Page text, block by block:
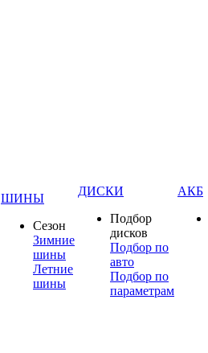
ШИНЫ
Сезон
Зимние
шины
Летние
шины
ДИСКИ
Подбор
дисков
Подбор по
авто
Подбор по
параметрам
АКБ